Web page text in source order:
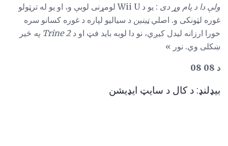
ولې دا د پام وړ دی
: یو د Wii U لومړنی لوبې و، او یو له ترټولو
غوره لټونکی و. اصليټینین د سیالیو لپاره د غوره کسانو سره
خورا ارزانه لیدل کیږي، نو دا لوبه باید فټ او دTrine 2 په
څیر
ښکلی وي. نور »
د 08 08
بیډلنډ: د کال د سایټ ایډیشن